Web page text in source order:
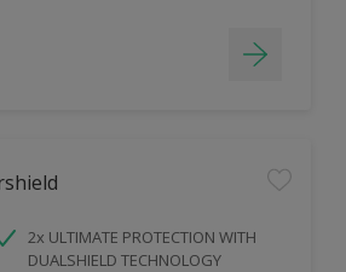
2x ULTIMATE PROTECTION WITH
DUALSHIELD TECHNOLOGY